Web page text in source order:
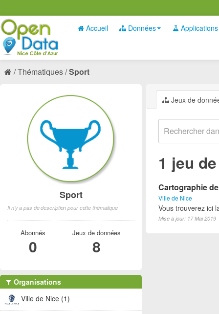
Accueil Données Applications
Thématiques Sport
Jeux de
1 jeu
Cartographie
Ville de Nice
Vous trouverez ici
Mise à jour: 17 Mai 2019
Sport
Il n'y a pas de description pour cette thématique
Abonnés
0
Jeux de données
8
Organisations
Ville de Nice (1)